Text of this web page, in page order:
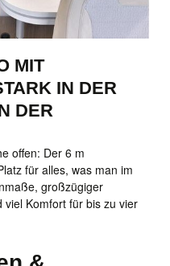
MIT
IN DER
DER
offen: Der 6 m
für alles, was man im
großzügiger
Komfort für bis zu vier